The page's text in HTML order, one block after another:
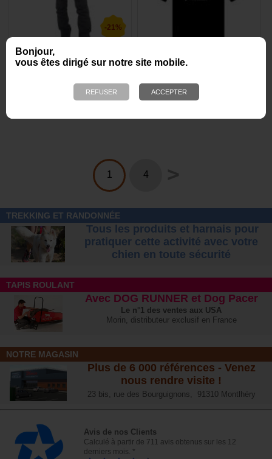
Bonjour,
vous êtes dirigé sur notre site mobile.
-21%
79,96
1891
A partir de
1 4
TREKKING ET RANDONNÉE
Tous les produits et harnais pour
pratiquer cette activité avec votre
chien en toute sécurité
TAPIS ROULANT
Avec DOG RUNNER et Dog Pacer
Le n°1 des ventes aux USA
Morin, distributeur exclusif en France
NOTRE MAGASIN
Plus de 6 000 références - Venez
nous rendre visite !
23 bis, rue des Bourguignons, 91310 Montlhéry
Avis de nos Clients
Calculé à partir de 711 avis obtenus sur les 12
derniers mois. *